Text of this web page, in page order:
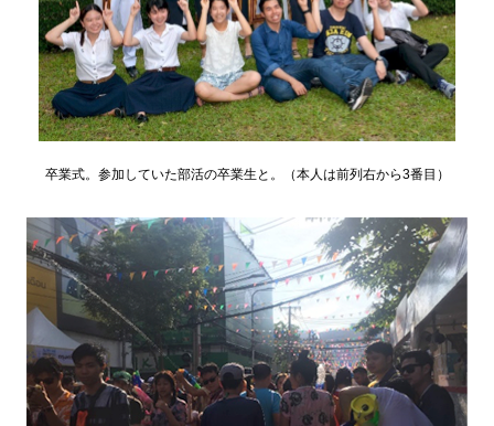
卒業式。参加していた部活の卒業生と。（本人は前列右から3番目）